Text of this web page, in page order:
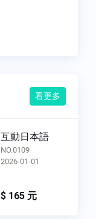
看更多
互動日本語
NO.0109
2026-01-01
$ 165 元